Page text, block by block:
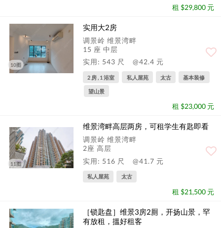
租 $29,800 元
10图
实用大2房
调景岭 维景湾畔
15 座 中层
实用: 543 尺
@42.4 元
2 房 , 1 浴室 私人屋苑 太古 基本装修
望山景
租 $23,000 元
11图
维景湾畔高层两房，可租学生有匙即看
调景岭 维景湾畔
2座 高层
实用: 516 尺
@41.7 元
私人屋苑 太古
租 $21,500 元
［锁匙盘］维景3房2厠，开扬山景，罕
有放租，搵好租客